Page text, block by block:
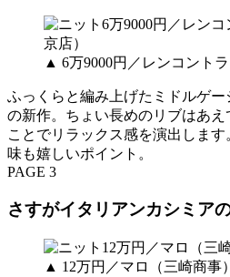
▲ 6万9000円／レンコント
ふっくらと編み上げたミドルゲ
の新作。ちょい長めのリブはあ
ことでリラックス感を演出しま
味も嬉しいポイント。
PAGE 3
さすがイタリアンカシミア
▲ 12万円／マロ（三崎商事）